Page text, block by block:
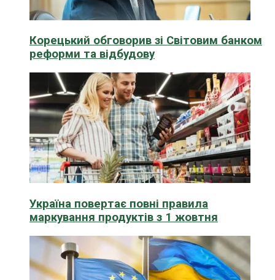
Корецький обговорив зі Світовим банком
реформи та відбудову
Україна повертає повні правила
маркування продуктів з 1 жовтня